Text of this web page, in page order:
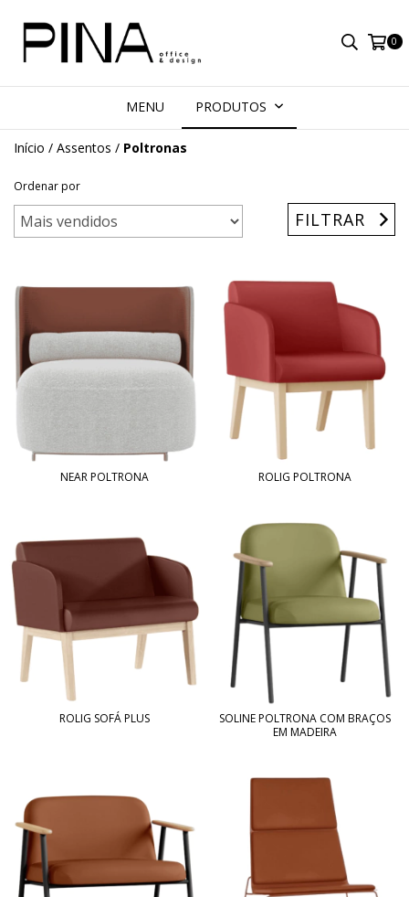
0
MENU PRODUTOS
Início / Assentos / Poltronas
Ordenar por
FILTRAR
NEAR POLTRONA ROLIG POLTRONA
ROLIG SOFÁ PLUS
SOLINE POLTRONA COM BRAÇOS
EM MADEIRA